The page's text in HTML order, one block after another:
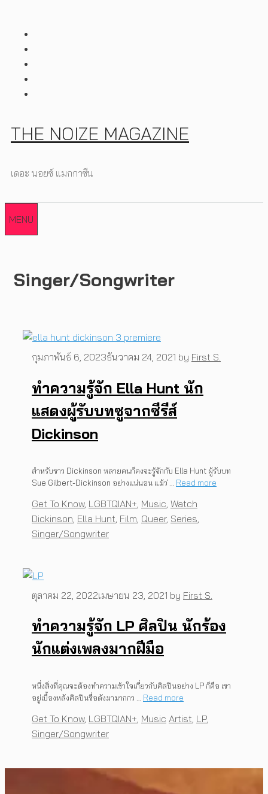
THE NOIZE MAGAZINE
เดอะ นอยซ์ แมกกาซีน
MENU
Singer/Songwriter
ทำความรู้จัก Ella Hunt นัก
แสดงผู้รับบทซูจากซีรีส์
Dickinson
กุมภาพันธ์ 6, 2023ธันวาคม 24, 2021 by First S.
สำหรับชาว Dickinson หลายคนก็คงจะรู้จักกับ Ella Hunt ผู้รับบท
Sue Gilbert-Dickinson อย่างแน่นอน แม้ว่ … Read more
Categories
Get To Know, LGBTQIAN+ Music Watch
Dickinson Ella Hunt Film Queer, Series
Singer/Songwriter
ทำความรู้จัก LP ศิลปิน นักร้อง
นักแต่งเพลงมากฝีมือ
ตุลาคม 22, 2022เมษายน 23, 2021 by First S.
หนึ่งสิ่งที่คุณจะต้องทำความเข้าใจเกี่ยวกับศิลปินอย่าง LP ก็คือ เขา
อยู่เบื้องหลังศิลปินชื่อดังมามากกว … Read more
Categories
Get To Know, LGBTQIAN+ Music Tags
Artist LP
Singer/Songwriter